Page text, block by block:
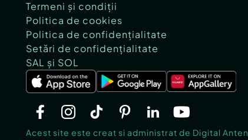
Termeni și condiții
Politica de cookies
Politica de confidențialitate
Setări de confidențialitate
SAL și SOL
Acest site este creat si administrat de Digital